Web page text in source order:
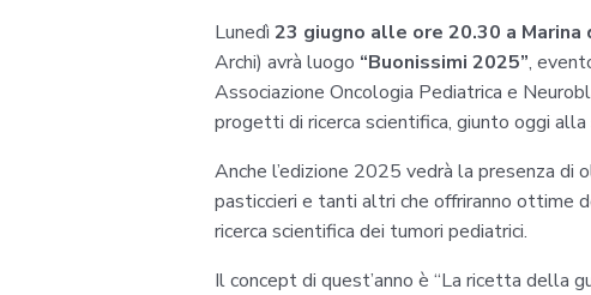
Lunedì 23 giugno alle ore 20.30 a Marina
Archi) avrà luogo “Buonissimi 2025”,
Associazione Oncologia Pediatrica e
progetti di ricerca scientifica, giunto oggi alla
Anche l’edizione 2025 vedrà la presenza
pasticcieri e tanti altri che offriranno ottime
ricerca scientifica dei tumori pediatrici.
Il concept di quest’anno è “La ricetta della